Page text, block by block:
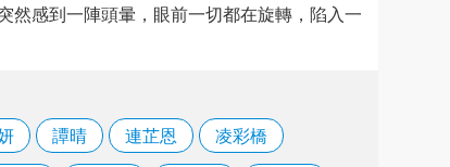
然感到一陣頭暈，眼前一切都在旋轉，陷入一
譚晴 連芷恩
凌彩橋